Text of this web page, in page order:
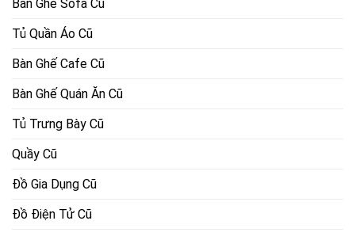
Bàn Ghế Sofa Cũ
Tủ Quần Áo Cũ
Bàn Ghế Cafe Cũ
Bàn Ghế Quán Ăn Cũ
Tủ Trưng Bày Cũ
Quầy Cũ
Đồ Gia Dụng Cũ
Đồ Điện Tử Cũ